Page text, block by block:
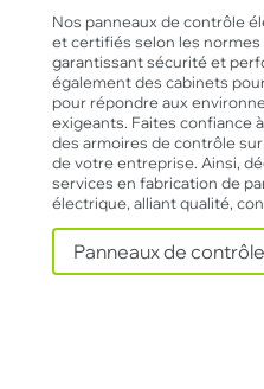
Nos panneaux de contrôle
et certifiés selon les normes
garantissant sécurité et
également des cabinets
pour répondre aux
exigeants. Faites confiance
des armoires de contrôle
de votre entreprise. Ainsi,
services en fabrication de
électrique, alliant qualité,
Panneaux de